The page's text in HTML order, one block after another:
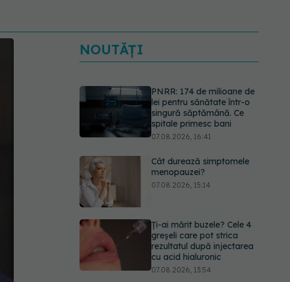
NOUTĂȚI
PNRR: 174 de milioane de
lei pentru sănătate într-o
singură săptămână. Ce
spitale primesc bani
07.08.2026, 16:41
Cât durează simptomele
menopauzei?
07.08.2026, 15:14
Ți-ai mărit buzele? Cele 4
greșeli care pot strica
rezultatul după injectarea
cu acid hialuronic
07.08.2026, 13:54